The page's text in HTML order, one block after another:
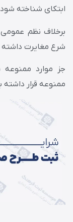
ابتکای شناخته
برخلاف نظم
شرع مغایرت
جز موارد
ممنوعه قرار داشته